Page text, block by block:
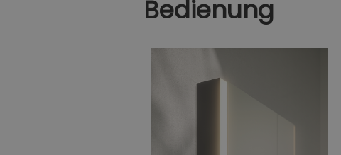
Bedienung